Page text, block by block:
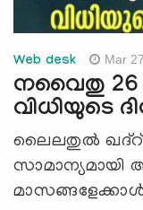
Web desk Mar
നവൈതു
വിധിയുടെ
ലൈലതുല്‍ ഖദ്റ്,
സാമാന്യമായി